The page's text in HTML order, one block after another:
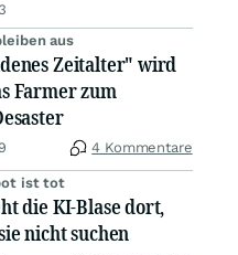
aus
Zeitalter" wird
Farmer zum
4 Kommentare
ist tot
die KI-Blase dort,
nicht suchen